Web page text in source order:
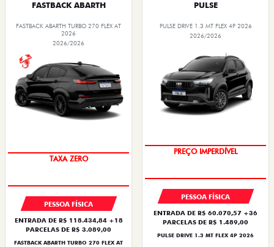
FASTBACK ABARTH
FASTBACK ABARTH TURBO 270 FLEX AT
2026
2026/2026
SAIA DE FIAT 0KM
PESSOA FÍSICA
ENTRADA DE R$ 118.434,84 +18
PARCELAS DE R$ 3.089,00
FASTBACK ABARTH TURBO 270 FLEX AT
PULSE
PULSE DRIVE 1.3 MT FLEX 4P 2026
2026/2026
OPORTUNIDADE
PESSOA FÍSICA
ENTRADA DE R$ 60.070,57 +36
PARCELAS DE R$ 1.489,00
PULSE DRIVE 1.3 MT FLEX 4P 2026